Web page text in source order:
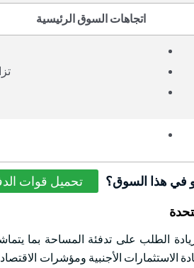
اتجاهات السوق الرئيسية
في هذا السوق؟
تحميل قوات
الطلب على تدفئة المساحة بما
الاستثمارات الأجنبية ومؤشرات